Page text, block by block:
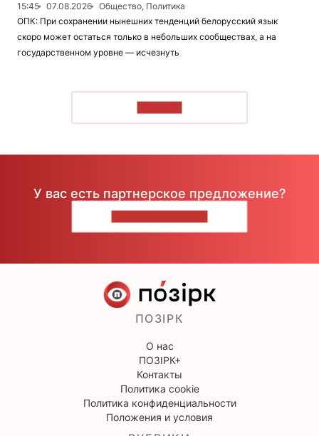
15:45
07.08.2026
Общество, Политика
ОПК: При сохранении нынешних тенденций белорусский язык
скоро может остаться только в небольших сообществах, а на
государственном уровне — исчезнуть
У вас есть партнерское предложение?
ПОЗІРК
О нас
ПОЗІРК+
Контакты
Политика cookie
Политика конфиденциальности
Положения и условия